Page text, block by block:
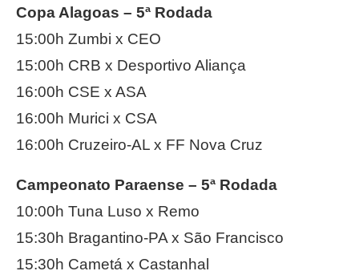
Copa Alagoas – 5ª Rodada
15:00h Zumbi x CEO
15:00h CRB x Desportivo Aliança
16:00h CSE x ASA
16:00h Murici x CSA
16:00h Cruzeiro-AL x FF Nova Cruz
Campeonato Paraense – 5ª Rodada
10:00h Tuna Luso x Remo
15:30h Bragantino-PA x São Francisco
15:30h Cametá x Castanhal